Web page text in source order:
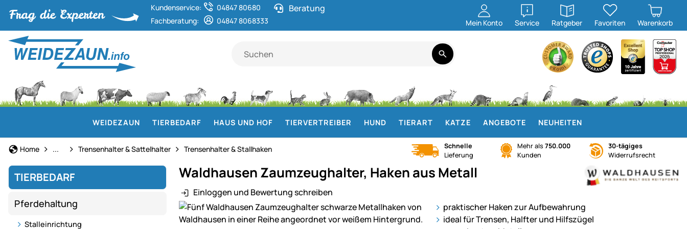
Kundenservice:
04847 80680
Fachberatung:
04847 8068333
Beratung
Mein Konto Service
öffnen
Ratgeber
öffnen
Favoriten Warenkorb
WEIDEZAUN TIERBEDARF HAUS UND HOF TIERVERTREIBER HUND TIERART KATZE ANGEBOTE NEUHEITEN
Home Stalleinrichtung
... Trensenhalter & Sattelhalter Trensenhalter & Stallhaken
Schnelle
Lieferung
Mehr als 750.000
Kunden
30-tägiges
Widerrufsrecht
TIERBEDARF
Pferdehaltung
Stalleinrichtung
Waldhausen Zaumzeughalter, Haken aus Metall
Einloggen und Bewertung schreiben
Produktgalerie
praktischer Haken zur Aufbewahrung
ideal für Trensen, Halfter und Hilfszügel